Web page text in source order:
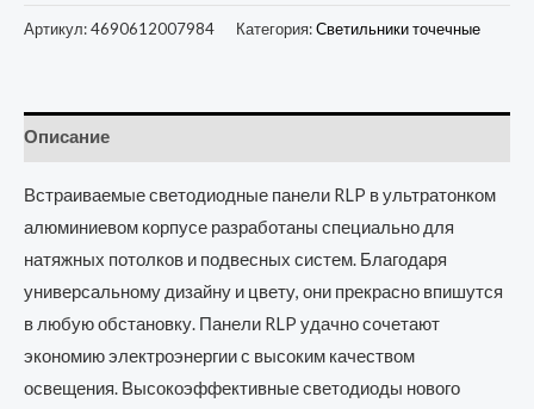
Артикул:4690612007984 Категория:Светильники точечные
Описание
Встраиваемые светодиодные панели RLP в ультратонком
алюминиевом корпусе разработаны специально для
натяжных потолков и подвесных систем. Благодаря
универсальному дизайну и цвету, они прекрасно впишутся
в любую обстановку. Панели RLP удачно сочетают
экономию электроэнергии с высоким качеством
освещения. Высокоэффективные светодиоды нового